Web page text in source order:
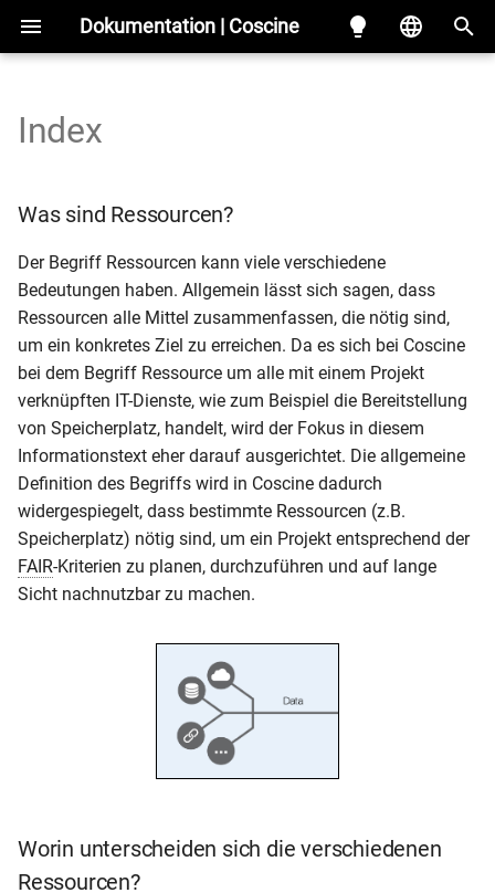
Dokumentation | Coscine
w
i
r
i
i
t
i
Login
Bedienoberfläche
Nutzendenprofil
Video Tutorials
Projekt erstellen
Unterprojekte
Testprojekte
Metadaten & Konfiguration
Mitglieder verwalten
Speicherplatz
Speicherplatz verwalten
Persistente Identifikatoren
Publikationsanfrage
Ressourcentypen
WORM
GitLab
Linked Data
Ressource erstellen
Ressource
bearbeiten/konfigurieren
Dateien und Ordner
verwalten
Teilen
Herunterladen
Versionierung
S3 Clients
Cyberduck
WinSCP
Persistente Identifikatoren
Archivierung
Metadatenprofile
Metadatenprofil-Generator
Beispiel
Download
Suche
Metadaten-Extraktion
Metadaten-Kopien
Organisationsverwaltung
Nutzendenunterstützung
Datenverwaltung
Metadatenprofil-Reviewer
Storage-Admin
Quota-Verwaltung
System-Admin
Support-Admin
Weiterentwicklung
Allgemeines
Zugriffstoken
Infrastruktur
Index
Was sind Ressourcen?
Der Begriff Ressourcen kann viele verschiedene
Bedeutungen haben. Allgemein lässt sich sagen, dass
Ressourcen alle Mittel zusammenfassen, die nötig sind,
um ein konkretes Ziel zu erreichen. Da es sich bei Coscine
bei dem Begriff Ressource um alle mit einem Projekt
verknüpften IT-Dienste, wie zum Beispiel die Bereitstellung
von Speicherplatz, handelt, wird der Fokus in diesem
Informationstext eher darauf ausgerichtet. Die allgemeine
Definition des Begriffs wird in Coscine dadurch
widergespiegelt, dass bestimmte Ressourcen (z.B.
Speicherplatz) nötig sind, um ein Projekt entsprechend der
FAIR-Kriterien zu planen, durchzuführen und auf lange
Sicht nachnutzbar zu machen.
Worin unterscheiden sich die verschiedenen
Ressourcen?